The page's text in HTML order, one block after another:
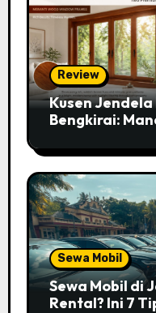
Review
Kusen
Bengkirai:
Sewa Mobil
Sewa Mobil di
Rental? Ini 7